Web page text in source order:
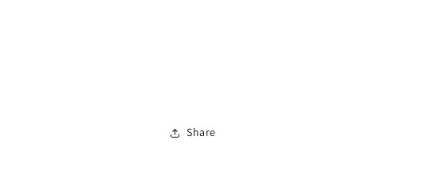
Share